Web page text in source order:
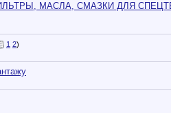
МАСЛА, СМАЗКИ ДЛЯ
1 2)